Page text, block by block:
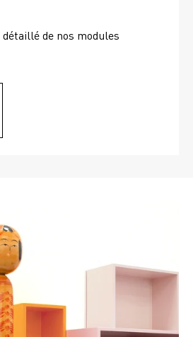
détaillé de nos modules